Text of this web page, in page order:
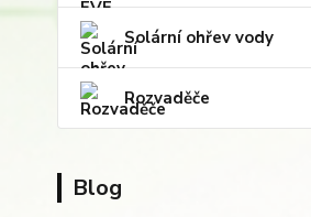
Solární ohřev vody
Rozvaděče
Blog